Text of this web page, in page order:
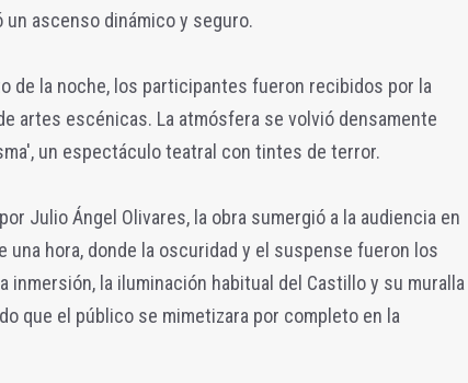
ascenso dinámico y seguro.
de la noche, los participantes fueron recibidos por la
artes escénicas. La atmósfera se volvió densamente
un espectáculo teatral con tintes de terror.
Julio Ángel Olivares, la obra sumergió a la audiencia en
una hora, donde la oscuridad y el suspense fueron los
inmersión, la iluminación habitual del Castillo y su muralla
que el público se mimetizara por completo en la